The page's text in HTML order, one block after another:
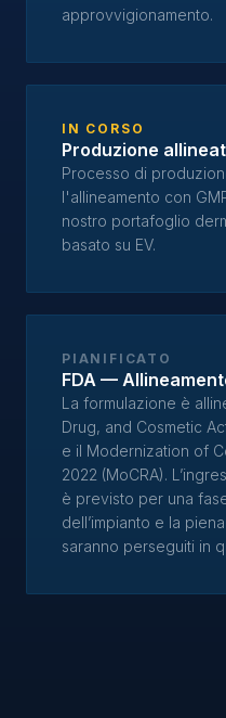
approvvigionamento.
IN CORSO
Produzione
Processo di
l'allineamento con
nostro portafoglio
basato su EV.
PIANIFICATO
FDA —
La formulazione è
Drug, and Cosmetic
e il Modernization of
2022 (MoCRA).
è previsto per una
dell’impianto e la
saranno perseguiti in